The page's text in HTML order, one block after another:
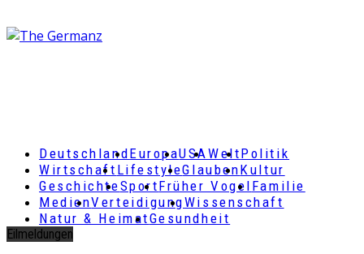
DeutschlandEuropaUSAWeltPolitik
Wirtschaft LifestyleGlaubenKultur
GeschichteSportFrüher Vogel Familie
MedienVerteidigungWissenschaft
Natur & HeimatGesundheit
Eilmeldungen